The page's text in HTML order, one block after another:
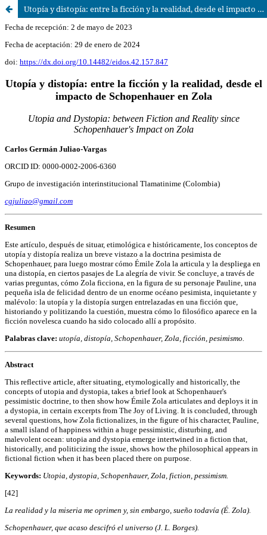
Utopía y distopía: entre la ficción y la realidad, desde el impacto de Schopenhauer en Zola